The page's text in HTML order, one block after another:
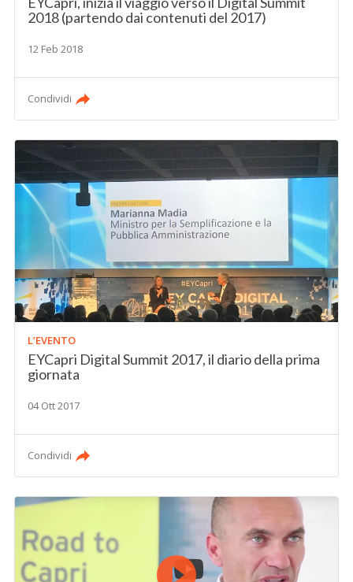
2018 (partendo dai contenuti del 2017)
12 Feb 2018
Condividi
L’EVENTO
EYCapri Digital Summit 2017, il diario della prima
giornata
04 Ott 2017
Condividi